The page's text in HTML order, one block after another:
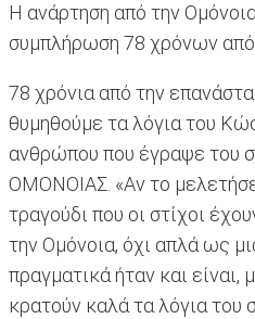
Η ανάρτηση από την
συμπλήρωση 78 χρόνων
78 χρόνια από την
θυμηθούμε τα λόγια του
ανθρώπου που έγραψε του
ΟΜΟΝΟΙΑΣ. «Αν το
τραγούδι που οι στίχοι
την Ομόνοια, όχι απλά ως
πραγματικά ήταν και είναι,
κρατούν καλά τα λόγια του